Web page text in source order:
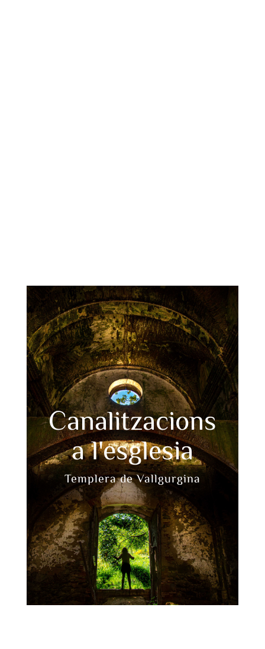
Canalitzacions
a l'esglesia
Templera de Vallgurgina